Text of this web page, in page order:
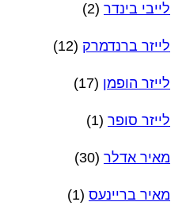
לייבי בינדר (2)
לייזר ברנדמרק (12)
לייזר הופמן (17)
לייזר סופר (1)
מאיר אדלר (30)
מאיר בריינעס (1)